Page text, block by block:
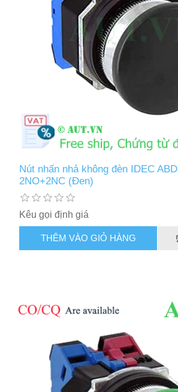
Nút nhấn nhả không đèn IDEC
2NO+2NC (Đen)
Kêu gọi định giá
THÊM VÀO GIỎ HÀNG